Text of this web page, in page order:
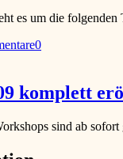
es um die
0
komplett
sind ab